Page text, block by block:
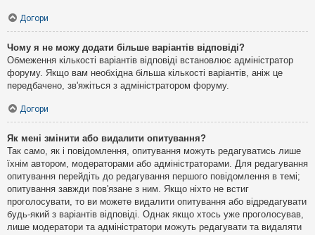
Догори
Чому я не можу додати більше варіантів відповіді?
Обмеження кількості варіантів відповіді встановлює адміністратор
форуму. Якщо вам необхідна більша кількості варіантів, аніж це
передбачено, зв'яжіться з адміністратором форуму.
Догори
Як мені змінити або видалити опитування?
Так само, як і повідомлення, опитування можуть редагуватись лише
їхнім автором, модераторами або адміністраторами. Для редагування
опитування перейдіть до редагування першого повідомлення в темі;
опитування завжди пов'язане з ним. Якщо ніхто не встиг
проголосувати, то ви можете видалити опитування або відредагувати
будь-який з варіантів відповіді. Однак якщо хтось уже проголосував,
лише модератори та адміністратори можуть редагувати та видаляти